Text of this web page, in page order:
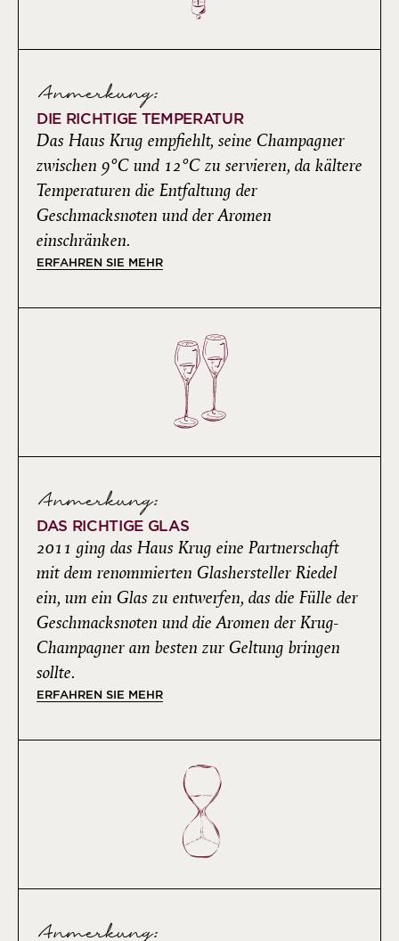
Anmerkung:
DIE RICHTIGE TEMPERATUR
Das Haus Krug empfiehlt, seine Champagner
zwischen 9°C und 12°C zu servieren, da kältere
Temperaturen die Entfaltung der
Geschmacksnoten und der Aromen
einschränken.
ERFAHREN SIE MEHR
Anmerkung:
DAS RICHTIGE GLAS
2011 ging das Haus Krug eine Partnerschaft
mit dem renommierten Glashersteller Riedel
ein, um ein Glas zu entwerfen, das die Fülle der
Geschmacksnoten und die Aromen der Krug-
Champagner am besten zur Geltung bringen
sollte.
ERFAHREN SIE MEHR
Anmerkung: